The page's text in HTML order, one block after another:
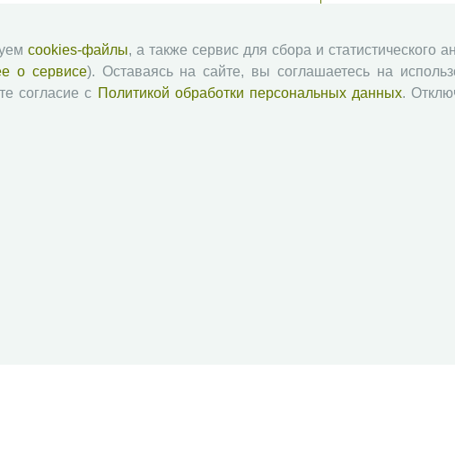
АгроЗооТехника
cookies-файлы, а также сервис для сбора и статистического
о сервисе). Оставаясь на сайте, вы соглашаетесь на
согласие с Политикой обработки персональных данных.